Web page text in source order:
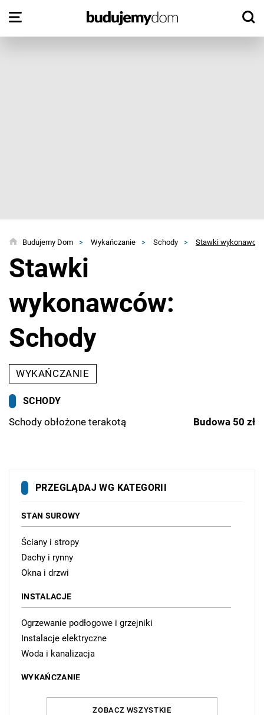
Budujemy Dom > Wykańczanie > Schody > Stawki
Stawki
wykonawców:
Schody
WYKAŃCZANIE
SCHODY
Schody obłożone terakotą Budowa 50 zł
PRZEGLĄDAJ WG KATEGORII
STAN SUROWY
Ściany i stropy
Dachy i rynny
Okna i drzwi
INSTALACJE
Ogrzewanie podłogowe i grzejniki
Instalacje elektryczne
Woda i kanalizacja
WYKAŃCZANIE
ZOBACZ WSZYSTKIE